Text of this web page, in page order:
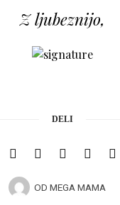
Z ljubeznijo,
DELI
OD MEGA MAMA